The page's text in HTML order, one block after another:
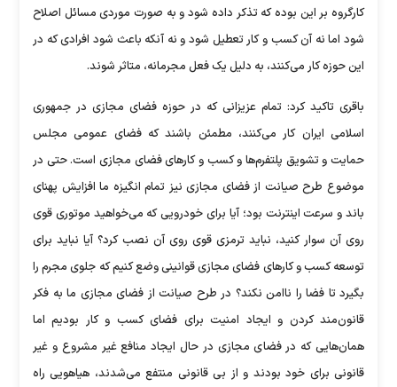
کارگروه بر این بوده که تذکر داده شود و به صورت موردی مسائل اصلاح
شود اما نه آن کسب و کار تعطیل شود و نه آنکه باعث شود افرادی که در
این حوزه کار می‌کنند، به دلیل یک فعل مجرمانه، متاثر شوند.
باقری تاکید کرد: تمام عزیزانی که در حوزه فضای مجازی در جمهوری
اسلامی ایران کار می‌کنند، مطمئن باشند که فضای عمومی مجلس
حمایت و تشویق پلتفرم‌ها و کسب و کارهای فضای مجازی است. حتی در
موضوع طرح صیانت از فضای مجازی نیز تمام انگیزه ما افزایش پهنای
باند و سرعت اینترنت بود؛ آیا برای خودرویی که می‌خواهید موتوری قوی
روی آن سوار کنید، نباید ترمزی قوی روی آن نصب کرد؟ آیا نباید برای
توسعه کسب و کارهای فضای مجازی قوانینی وضع کنیم که جلوی مجرم را
بگیرد تا فضا را ناامن نکند؟ در طرح صیانت از فضای مجازی ما به فکر
قانون‌مند کردن و ایجاد امنیت برای فضای کسب و کار بودیم اما
همان‌هایی که در فضای مجازی در حال ایجاد منافع غیر مشروع و غیر
قانونی برای خود بودند و از بی قانونی منتفع می‌شدند، هیاهویی راه